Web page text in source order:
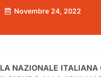
Novembre 24, 2022
LA NAZIONALE ITALIANA